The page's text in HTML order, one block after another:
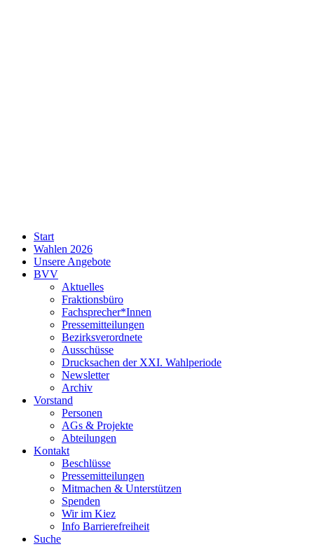
Neukölln
Start
Wahlen 2026
Unsere Angebote
BVV
Aktuelles
Fraktionsbüro
Fachsprecher*Innen
Pressemitteilungen
Bezirksverordnete
Ausschüsse
Drucksachen der XXI. Wahlperiode
Newsletter
Archiv
Vorstand
Personen
AGs & Projekte
Abteilungen
Kontakt
Beschlüsse
Pressemitteilungen
Mitmachen & Unterstützen
Spenden
Wir im Kiez
Info Barrierefreiheit
Suche